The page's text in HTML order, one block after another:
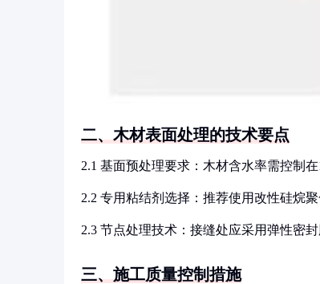
二、木材表面处理的技术要点
2.1 基面预处理要求：木材含水率需控制
2.2 专用粘结剂选择：推荐使用改性硅烷
2.3 节点处理技术：接缝处应采用弹性密
三、施工质量控制措施